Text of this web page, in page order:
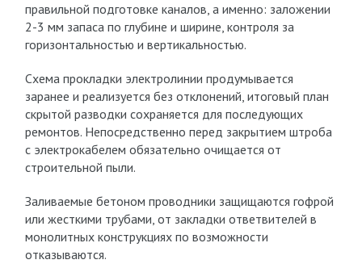
правильной подготовке каналов, а именно: заложении
2-3 мм запаса по глубине и ширине, контроля за
горизонтальностью и вертикальностью.
Схема прокладки электролинии продумывается
заранее и реализуется без отклонений, итоговый план
скрытой разводки сохраняется для последующих
ремонтов. Непосредственно перед закрытием штроба
с электрокабелем обязательно очищается от
строительной пыли.
Заливаемые бетоном проводники защищаются гофрой
или жесткими трубами, от закладки ответвителей в
монолитных конструкциях по возможности
отказываются.